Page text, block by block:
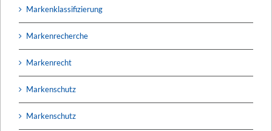
Markenklassifizierung
Markenrecherche
Markenrecht
Markenschutz
Markenschutz